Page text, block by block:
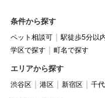
条件から探す
ペット相談可 駅徒歩5分以
学区で探す
町名で探す
エリアから探す
渋谷区 港区 新宿区 千